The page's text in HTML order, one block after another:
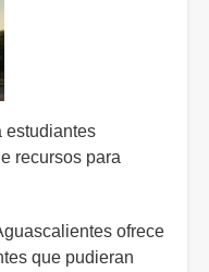
estudiantes
recursos para
ofrece
que pudieran